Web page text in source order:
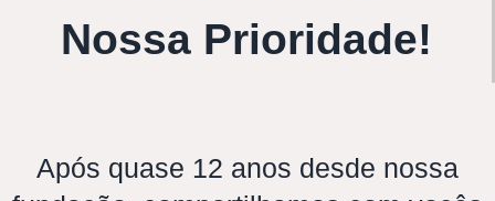
Nossa Prioridade!
Após quase 12 anos desde nossa